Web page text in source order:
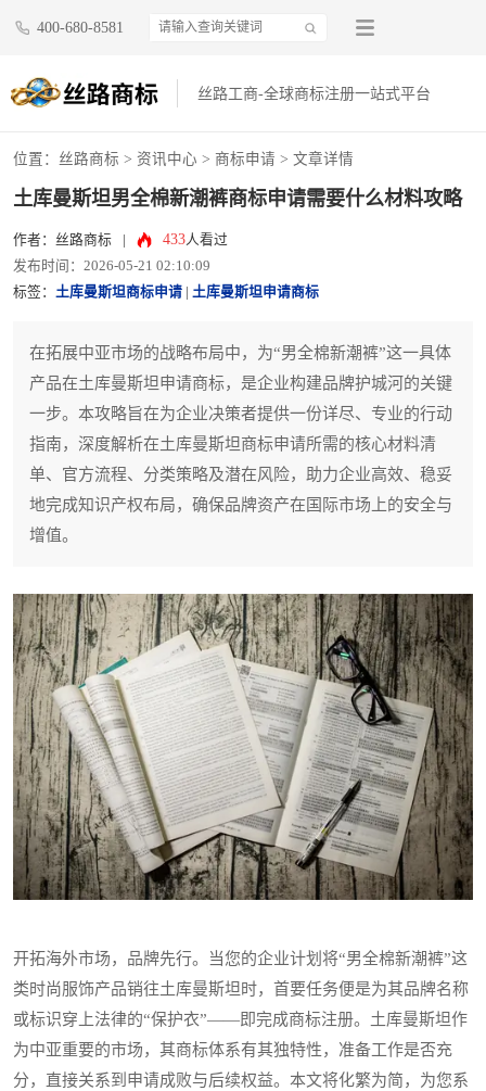
400-680-8581
丝路工商-全球商标注册一站式平台
位置： 丝路商标 > 资讯中心 > 商标申请 > 文章详情
土库曼斯坦男全棉新潮裤商标申请需要什么材料攻略
作者：丝路商标 433人看过
发布时间：2026-05-21 02:10:09
标签： 土库曼斯坦商标申请 土库曼斯坦申请商标
在拓展中亚市场的战略布局中，为“男全棉新潮裤”这一具体
产品在土库曼斯坦申请商标，是企业构建品牌护城河的关键
一步。本攻略旨在为企业决策者提供一份详尽、专业的行动
指南，深度解析在土库曼斯坦商标申请所需的核心材料清
单、官方流程、分类策略及潜在风险，助力企业高效、稳妥
地完成知识产权布局，确保品牌资产在国际市场上的安全与
增值。
开拓海外市场，品牌先行。当您的企业计划将“男全棉新潮裤”这
类时尚服饰产品销往土库曼斯坦时，首要任务便是为其品牌名称
或标识穿上法律的“保护衣”——即完成商标注册。土库曼斯坦作
为中亚重要的市场，其商标体系有其独特性，准备工作是否充
分，直接关系到申请成败与后续权益。本文将化繁为简，为您系